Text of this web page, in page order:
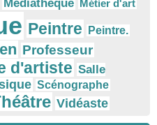
Médiathèque Métier d'art
Peintre Peintre.
Professeur
d'artiste Salle
Scénographe
Vidéaste